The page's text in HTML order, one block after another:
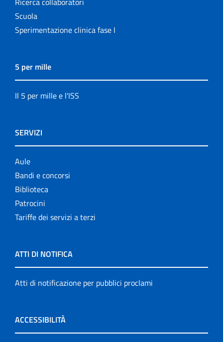
Scuola
Sperimentazione clinica fase I
5 per mille
Il 5 per mille e l'ISS
SERVIZI
Aule
Bandi e concorsi
Biblioteca
Patrocini
Tariffe dei servizi a terzi
ATTI DI NOTIFICA
Atti di notificazione per pubblici proclami
ACCESSIBILITÀ